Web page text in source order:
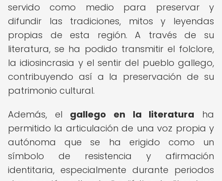
servido como medio para preservar y
difundir las tradiciones, mitos y leyendas
propias de esta región. A través de su
literatura, se ha podido transmitir el folclore,
la idiosincrasia y el sentir del pueblo gallego,
contribuyendo así a la preservación de su
patrimonio cultural.
Además, el gallego en la literatura ha
permitido la articulación de una voz propia y
autónoma que se ha erigido como un
símbolo de resistencia y afirmación
identitaria, especialmente durante periodos